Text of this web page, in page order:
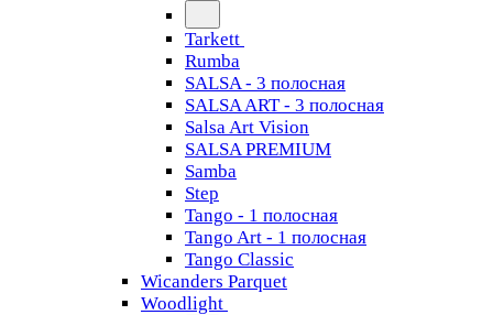
Tarkett
Rumba
SALSA - 3 полосная
SALSA ART - 3 полосная
Salsa Art Vision
SALSA PREMIUM
Samba
Step
Tango - 1 полосная
Tango Art - 1 полосная
Tango Classiс
Wicanders Parquet
Woodlight